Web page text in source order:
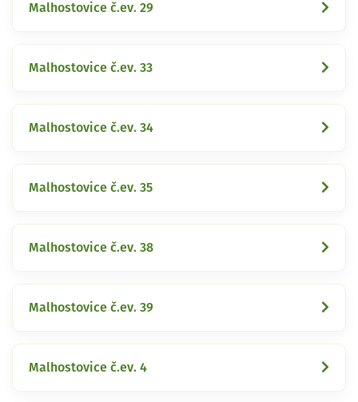
Malhostovice č.ev. 29
Malhostovice č.ev. 33
Malhostovice č.ev. 34
Malhostovice č.ev. 35
Malhostovice č.ev. 38
Malhostovice č.ev. 39
Malhostovice č.ev. 4